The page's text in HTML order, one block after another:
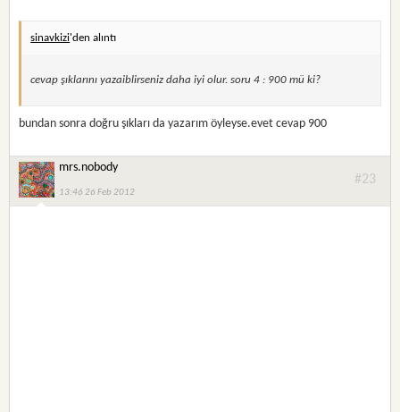
sinavkizi'den alıntı
cevap şıklarını yazaiblirseniz daha iyi olur. soru 4 : 900 mü ki?
bundan sonra doğru şıkları da yazarım öyleyse.evet cevap 900
mrs.nobody
13:46 26 Feb 2012
#23